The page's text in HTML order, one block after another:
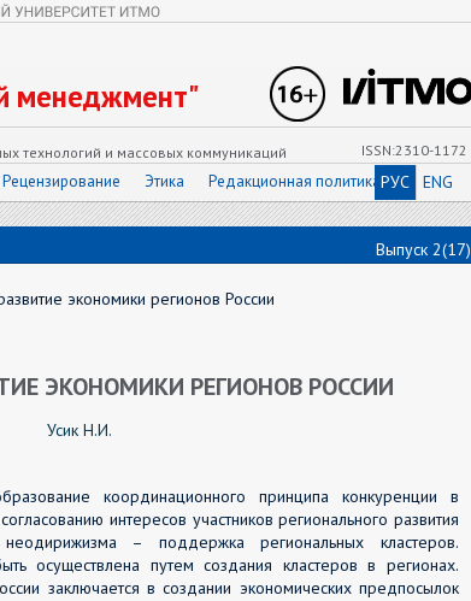
менеджмент"
технологий и массовых коммуникаций
ISSN:2310-1172
Рецензирование Этика Редакционная политика РУС ENG
Выпуск 2(17)
экономики регионов России
ЭКОНОМИКИ РЕГИОНОВ РОССИИ
Усик Н.И.
координационного принципа конкуренции в
интересов участников регионального развития
– поддержка региональных кластеров.
осуществлена путем создания кластеров в регионах.
заключается в создании экономических предпосылок